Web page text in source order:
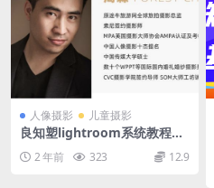
人像摄影 儿童摄影
良知塑lightroom系统教程修
2 年前 323 12.9